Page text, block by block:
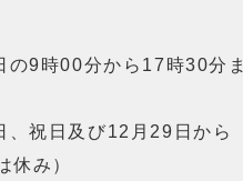
の9時00分から17時30分ま
、祝日及び12月29日から
休み）